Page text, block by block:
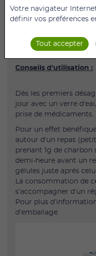
Charbon végétal
Levure de bière active
Conseils d'utilisation :
Dès les premiers
jour avec un verre
prise de médicaments.
Pour un effet
autour d’un repas
prenant 1g de
demi-heure avant un
gélules juste après
La consommation de
s’accompagner d’un
Pour plus
d’emballage.
Votre navigateur
définir vos préférences
Tout accepter